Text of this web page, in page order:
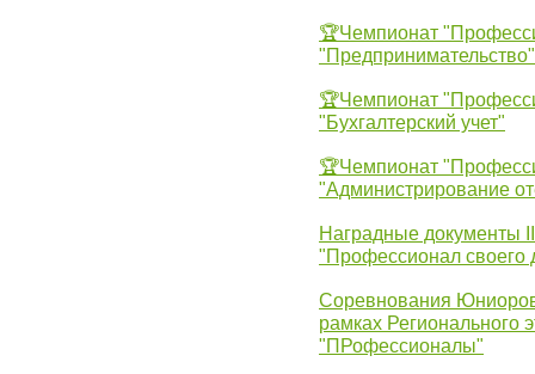
🏆Чемпионат
"Предпринимательство"
🏆Чемпионат
"Бухгалтерский учет"
🏆Чемпионат
"Администрирование
Наградные документы
"Профессионал своего
Соревнования
рамках Регионального
"ПРофессионалы"